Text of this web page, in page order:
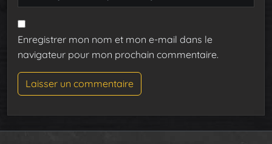
Enregistrer mon nom et mon e-mail dans le
navigateur pour mon prochain commentaire.